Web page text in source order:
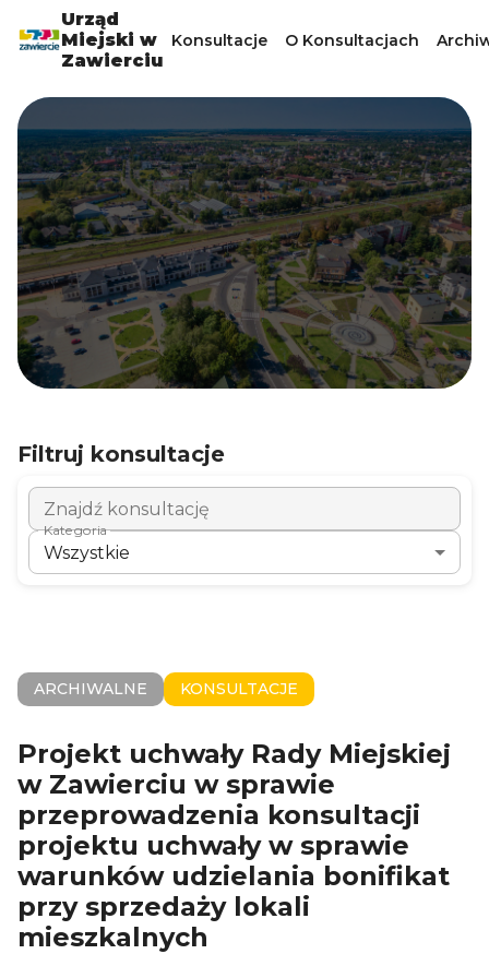
Urząd
Miejski w
Zawierciu
Konsultacje O Konsultacjach
Filtruj konsultacje
Znajdź konsultację
Kategoria
Wszystkie
ARCHIWALNE KONSULTACJE
Projekt uchwały Rady Miejskiej
w Zawierciu w sprawie
przeprowadzenia konsultacji
projektu uchwały w sprawie
warunków udzielania bonifikat
przy sprzedaży lokali
mieszkalnych